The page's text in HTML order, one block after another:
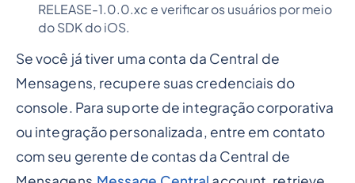
RELEASE-1.0.0.xc e verificar os usuários por meio
do SDK do iOS.
Se você já tiver uma conta da Central de
Mensagens, recupere suas credenciais do
console. Para suporte de integração corporativa
ou integração personalizada, entre em contato
com seu gerente de contas da Central de